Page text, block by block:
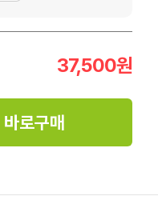
37,500원
바로구매